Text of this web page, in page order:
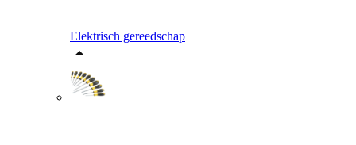
Elektrisch gereedschap